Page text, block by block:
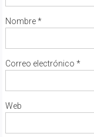
Nombre*
Correo electrónico *
Web